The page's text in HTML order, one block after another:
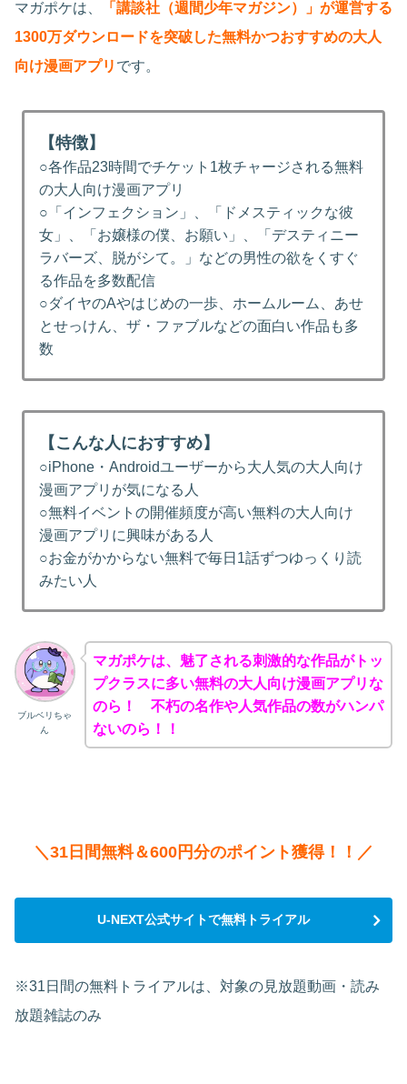
マガポケは、
「講談社（週間少年マガジン）」が運営する
1300万ダウンロードを突破した無料かつおすすめの大人
向け漫画アプリ です。
【特徴】
○各作品23時間でチケット1枚チャージされる無料
の大人向け漫画アプリ
○「インフェクション」、「ドメスティックな彼
女」、「お嬢様の僕、お願い」、「デスティニー
ラバーズ、脱がシて。」などの男性の欲をくすぐ
る作品を多数配信
○ダイヤのAやはじめの一歩、ホームルーム、あせ
とせっけん、ザ・ファブルなどの面白い作品も多
数
【こんな人におすすめ】
○iPhone・Androidユーザーから大人気の大人向け
漫画アプリが気になる人
○無料イベントの開催頻度が高い無料の大人向け
漫画アプリに興味がある人
○お金がかからない無料で毎日1話ずつゆっくり読
みたい人
ブルベリちゃ
ん
マガポケは、魅了される刺激的な作品がトッ
プクラスに多い無料の大人向け漫画アプリな
のら！ 不朽の名作や人気作品の数がハンパ
ないのら！！
＼31日間無料＆600円分のポイント獲得！！／
U-NEXT公式サイトで無料トライアル
※31日間の無料トライアルは、対象の見放題動画・読み
放題雑誌のみ